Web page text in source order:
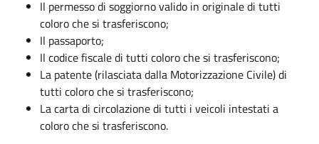
Il permesso di soggiorno valido in originale di tutti
coloro che si trasferiscono;
Il passaporto;
Il codice fiscale di tutti coloro che si trasferiscono;
La patente (rilasciata dalla Motorizzazione Civile) di
tutti coloro che si trasferiscono;
La carta di circolazione di tutti i veicoli intestati a
coloro che si trasferiscono.